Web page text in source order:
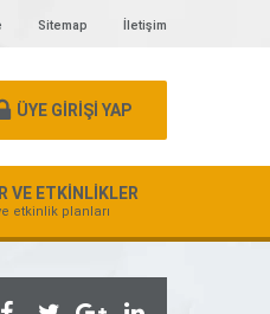
Sitemap İletişim
ÜYE GİRİŞİ YAP
VE ETKİNLİKLER
etkinlik planları